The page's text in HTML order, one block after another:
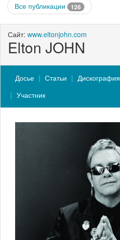
Все публикации 126
Сайт: www.eltonjohn.com
Elton JOHN
Досье Статьи Дискография
Участник